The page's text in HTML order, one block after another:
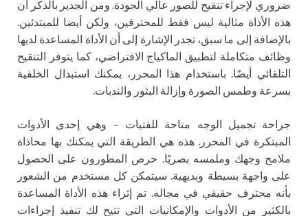
ضروري لإجراء تنقيح للصور عالي الجودة. ومن الجدير بالذكر أن
هذه الأداة مثالية ليس فقط للمحترفين، ولكن أيضا للمبتدئين.
بالإضافة إلى ما سبق، تجدر الإشارة إلى أن الأداة المساعدة لديها
وظائف متكاملة لتطبيق الماكياج الافتراضي، كما يتوفر التنقيح
التلقائي أيضًا. باستخدام هذا المحرر، يمكنك استبدال الخلفية
بسرعة وطمس الصورة وإزالة البثور والندبات.
جراحة تجميل الوجه متاحة للفتيات – وهي إحدى الأدوات
المبتكرة في المحرر. هذه هي الطريقة التي يمكنك بها محاذاة
ملامح وجهك وملمسه بصريًا. حرص المطورون على الحصول
على واجهة بسيطة وبديهية. سيتمكن كل مستخدم من الشعور
بأنه محترف حقيقي في مجاله. تم إثراء هذه الأداة المساعدة
بالكثير من الأدوات والإمكانيات التي تتيح لك تنفيذ إجراءات